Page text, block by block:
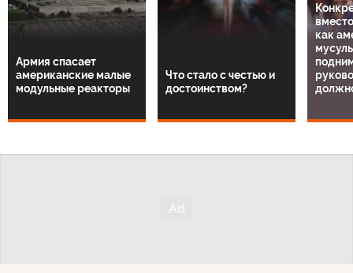
Армия спасает
американские малые
модульные реакторы
Что стало с честью и
достоинством?
как